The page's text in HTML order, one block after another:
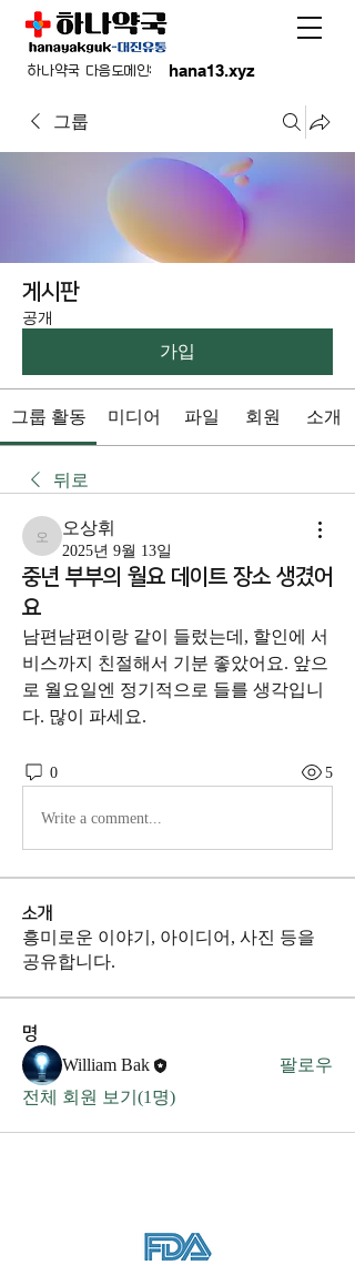
hana13.xyz
하나약국 다음도메인:
그룹
게시판
공개
가입
그룹 활동 미디어 파일 회원 소개
뒤로
오상휘
오상휘
2025년 9월 13일
중년 부부의 월요 데이트 장소 생겼어
요
남편남편이랑 같이 들렀는데, 할인에 서
비스까지 친절해서 기분 좋았어요. 앞으
로 월요일엔 정기적으로 들를 생각입니
다. 많이 파세요.
0 5
Write a comment...
소개
흥미로운 이야기, 아이디어, 사진 등을
공유합니다.
명
William Bak
팔로우
전체 회원 보기(1명)